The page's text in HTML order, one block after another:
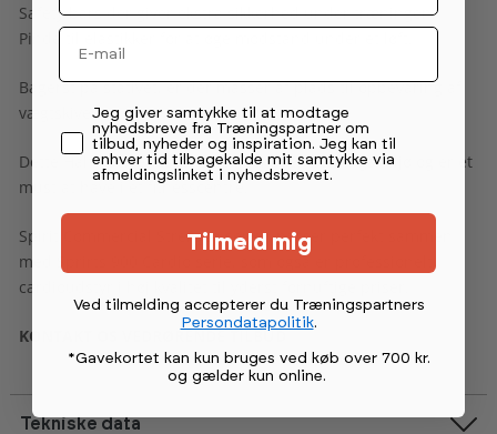
Safety bars der giver ekstra sikkerhed under træningen.
Pinde til elastikker for at øge modstand under et løft.
Bagerst på stativet, er der masser af plads til opbevaring af
vægtskiver.
Dette Half Rack er essentielt til enhver træningsmiljø og er et
must at have i et fitnesscentre.
Spirit Commercial Strength serien passer perfekt sammen
med Sprirts 900 Cardio serie, som også er professionelt
cardioudstyr i høj kvalitet til yderst fornuftige priser.
KONTAKT OS VEDRØRENDE TILBUD
Tekniske data
Email
Permission tekst
Jeg giver samtykke til at modtage
nyhedsbreve fra Træningspartner om
tilbud, nyheder og inspiration. Jeg kan til
enhver tid tilbagekalde mit samtykke via
afmeldingslinket i nyhedsbrevet.
Tilmeld mig
Ved tilmelding accepterer du Træningspartners
Persondatapolitik.
*Gavekortet kan kun bruges ved køb over 700 kr.
og gælder kun online.